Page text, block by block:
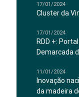
17/01/2024
Cluster da
17/01/2024
RDD +:
Demarcada
11/01/2024
Inovação
da madeira